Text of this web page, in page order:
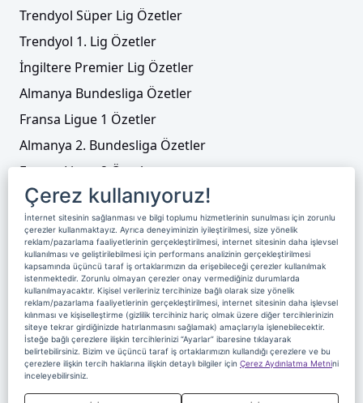
Trendyol Süper Lig Özetler
Trendyol 1. Lig Özetler
İngiltere Premier Lig Özetler
Almanya Bundesliga Özetler
Fransa Ligue 1 Özetler
Almanya 2. Bundesliga Özetler
Fransa Ligue 2 Özetler
Tenis
Video Liste
Foto Galeriler
Üyelik Yayın Akışı Reklam
Site Sözleşmesi
Künye ve İletişim
Çerez Politikası
Çerez Yönetimi
Veri Sahibi Başvuru Formu
Nereden İzlerim
Copyright 2020 Digiturk Bu siteyi kullanarak sözleşmeyi kabul etmiş
Çerez kullanıyoruz!
İnternet sitesinin sağlanması ve bilgi toplumu hizmetlerinin sunulması için zorunlu
çerezler kullanmaktayız. Ayrıca deneyiminizin iyileştirilmesi, size yönelik
reklam/pazarlama faaliyetlerinin gerçekleştirilmesi, internet sitesinin daha işlevsel
kullanılması ve geliştirilebilmesi için performans analizinin gerçekleştirilmesi
kapsamında üçüncü taraf iş ortaklarımızın da erişebileceği çerezler kullanılmak
istenmektedir. Zorunlu olmayan çerezler onay vermediğiniz durumlarda
kullanılmayacaktır. Kişisel verileriniz tercihinize bağlı olarak size yönelik
reklam/pazarlama faaliyetlerinin gerçekleştirilmesi, internet sitesinin daha işlevsel
kılınması ve kişiselleştirme (gizlilik tercihiniz hariç olmak üzere diğer tercihlerinizin
siteye tekrar girdiğinizde hatırlanmasını sağlamak) amaçlarıyla işlenebilecektir.
İsteğe bağlı çerezlere ilişkin tercihlerinizi “Ayarlar” ibaresine tıklayarak
belirtebilirsiniz. Bizim ve üçüncü taraf iş ortaklarımızın kullandığı çerezlere ve bu
çerezlere ilişkin tercih haklarına ilişkin detaylı bilgiler için Çerez Aydınlatma Metnini
inceleyebilirsiniz.